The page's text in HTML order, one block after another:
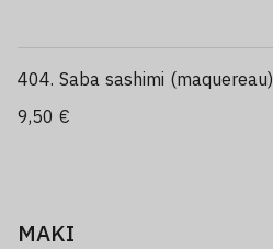
404. Saba sashimi (maquereau)
9,50 €
MAKI